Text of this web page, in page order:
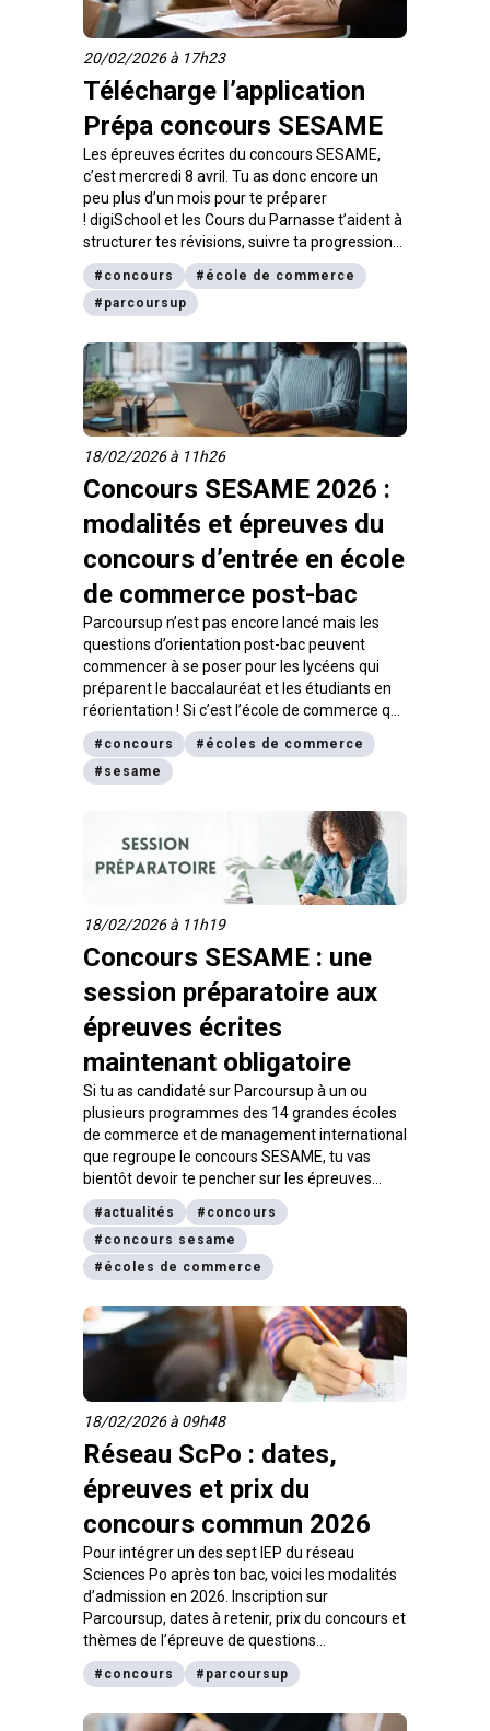
20/02/2026 à 17h23
Télécharge l’application
Prépa concours SESAME
Les épreuves écrites du concours SESAME,
c’est mercredi 8 avril. Tu as donc encore un
peu plus d’un mois pour te préparer
! digiSchool et les Cours du Parnasse t’aident à
structurer tes révisions, suivre ta progression
et t’entraîner dans les vraies conditions
d’examen avec l’application de révisions Prépa
concours SESAME.
# concours # école de commerce
# parcoursup
18/02/2026 à 11h26
Concours SESAME 2026 :
modalités et épreuves du
concours d’entrée en école
de commerce post-bac
Parcoursup n’est pas encore lancé mais les
questions d’orientation post-bac peuvent
commencer à se poser pour les lycéens qui
préparent le baccalauréat et les étudiants en
réorientation ! Si c’est l’école de commerce qui
t’attire, sache que le concours SESAME est la
porte d’entrée de 14 grandes écoles de
management. On fait le point sur les modalités
# concours # écoles de commerce
# sesame
18/02/2026 à 11h19
Concours SESAME : une
session préparatoire aux
épreuves écrites
maintenant obligatoire
Si tu as candidaté sur Parcoursup à un ou
plusieurs programmes des 14 grandes écoles
de commerce et de management international
que regroupe le concours SESAME, tu vas
bientôt devoir te pencher sur les épreuves
écrites ! Pas de panique, celles-ci se tiendront,
mercredi 8 avril, ce qui te laisse encore du
temps pour te préparer ! Mais avant cette date,
tu vas devoir passer une session préparatoire
savoir à ce sujet.
#actualités # concours
# concours sesame
# écoles de commerce
18/02/2026 à 09h48
Réseau ScPo : dates,
épreuves et prix du
concours commun 2026
Pour intégrer un des sept IEP du réseau
Sciences Po après ton bac, voici les modalités
d’admission en 2026. Inscription sur
Parcoursup, dates à retenir, prix du concours et
thèmes de l’épreuve de questions
contemporaines : on te dit tout dans cet article.
# concours # parcoursup